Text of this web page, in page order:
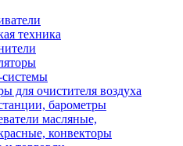
техника
для очистителя воздуха
барометры
масляные,
конвекторы